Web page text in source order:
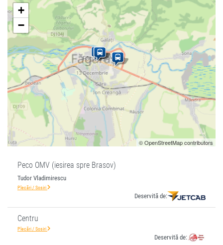
+
−
© OpenStreetMap contributors
Peco OMV (iesirea spre Brasov)
Tudor Vladimirescu
Plecări / Sosiri
Deservită de:
Centru
Plecări / Sosiri
Deservită de: